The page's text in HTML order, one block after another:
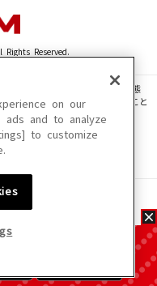
Reserved.
真・動画・音声等を、手段や形態
製、転載、ファイル化などすること
ない場合があります。
る場合があります。
on our
ads and to analyze
to customize